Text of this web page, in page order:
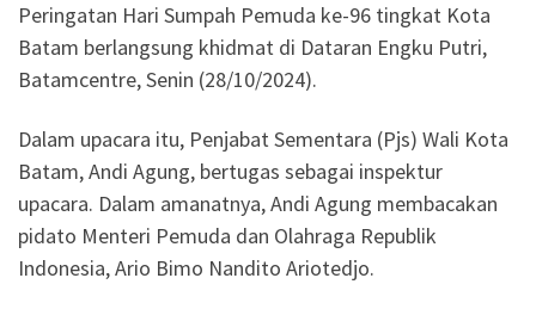
Peringatan Hari Sumpah Pemuda ke-96 tingkat Kota
Batam berlangsung khidmat di Dataran Engku Putri,
Batamcentre, Senin (28/10/2024).
Dalam upacara itu, Penjabat Sementara (Pjs) Wali Kota
Batam, Andi Agung, bertugas sebagai inspektur
upacara. Dalam amanatnya, Andi Agung membacakan
pidato Menteri Pemuda dan Olahraga Republik
Indonesia, Ario Bimo Nandito Ariotedjo.